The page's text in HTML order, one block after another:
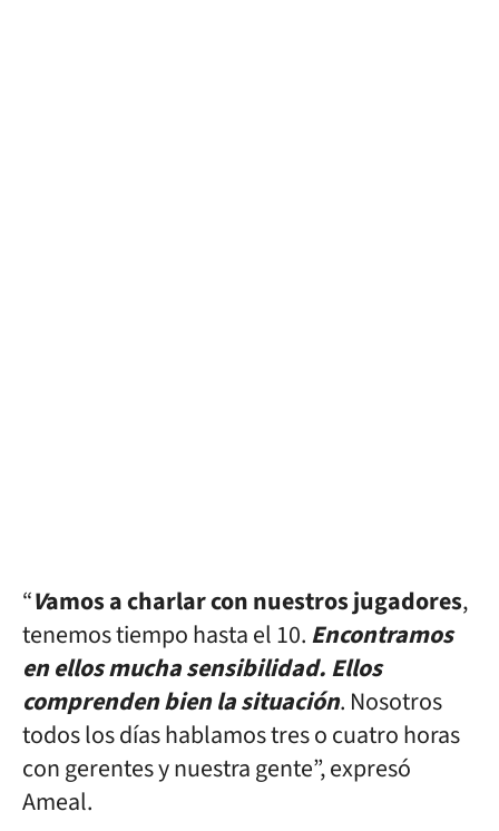
“Vamos a charlar con nuestros jugadores,
tenemos tiempo hasta el 10.Encontramos
en ellos mucha sensibilidad. Ellos
comprenden bien la situación. Nosotros
todos los días hablamos tres o cuatro horas
con gerentes y nuestra gente”, expresó
Ameal.